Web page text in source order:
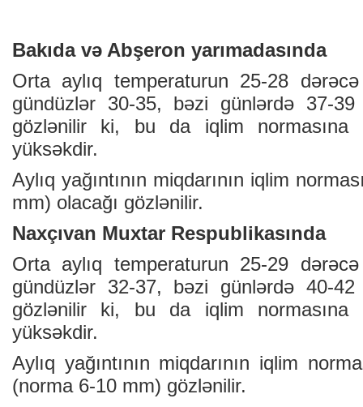
Bakıda və Abşeron yarımadasında
Orta aylıq temperaturun 25-28
gündüzlər 30-35, bəzi günlərdə 37-
gözlənilir ki, bu da iqlim
yüksəkdir.
Aylıq yağıntının miqdarının iqlim
mm) olacağı gözlənilir.
Naxçıvan Muxtar Respublikasında
Orta aylıq temperaturun 25-29
gündüzlər 32-37, bəzi günlərdə 40-
gözlənilir ki, bu da iqlim
yüksəkdir.
Aylıq yağıntının miqdarının iqlim
(norma 6-10 mm) gözlənilir.